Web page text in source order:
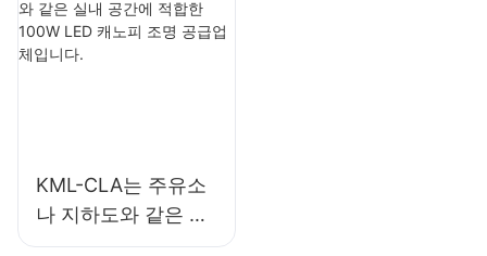
이베이 조명입니다.
KML-CLA는 주유소
나 지하도와 같은 실
내 공간에 적합한